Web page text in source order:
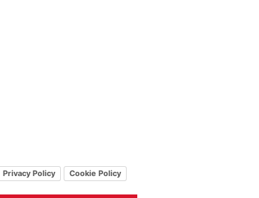
Privacy Policy Cookie Policy